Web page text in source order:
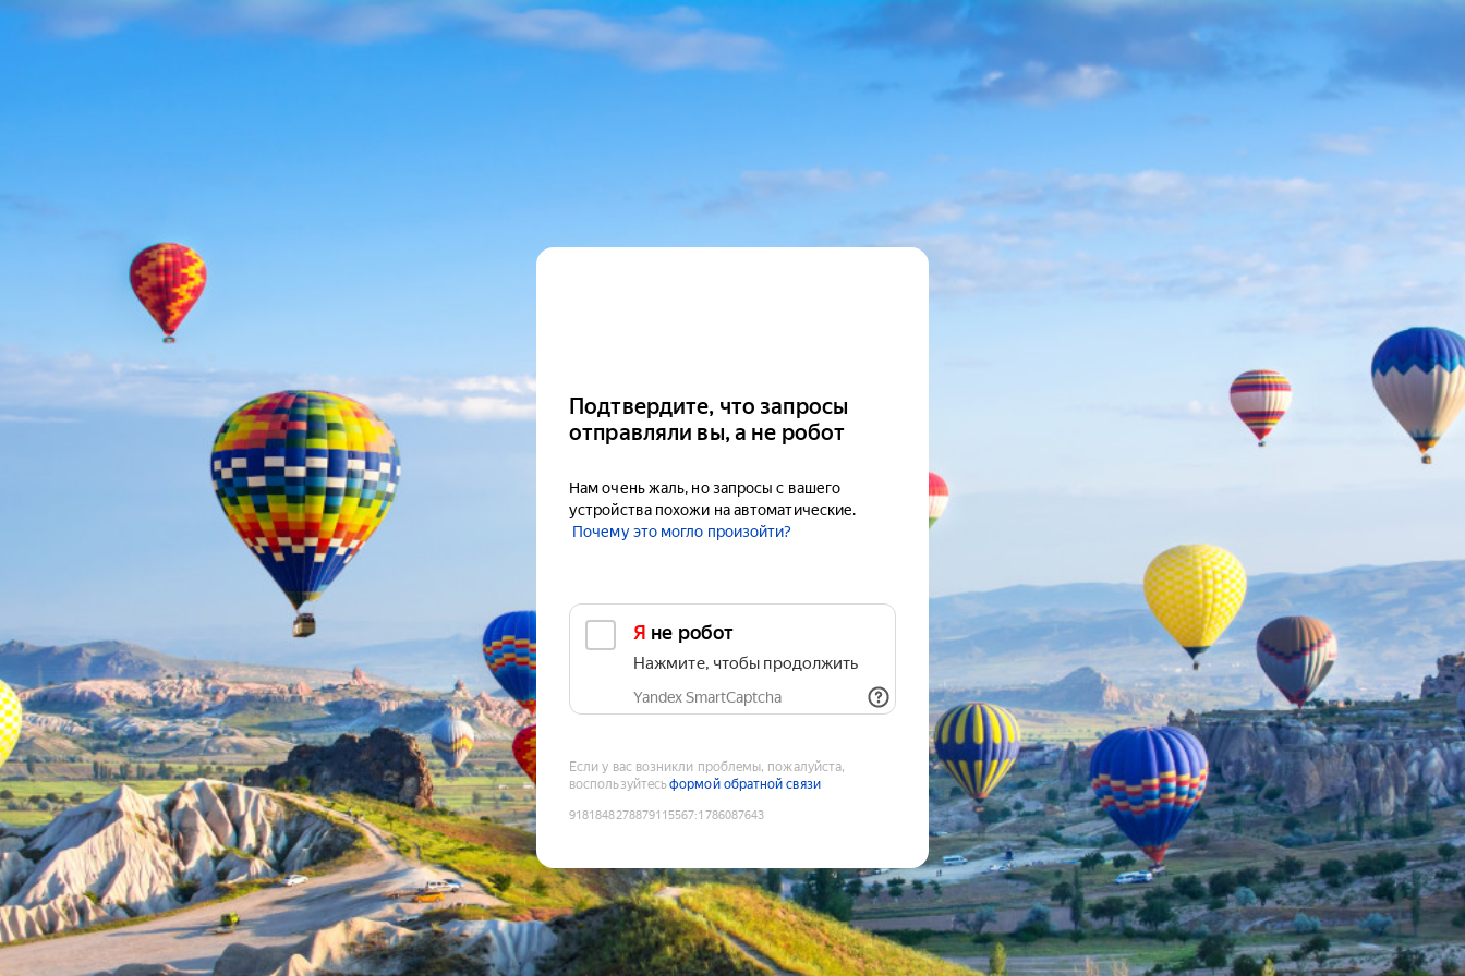
Подтвердите, что запросы
отправляли вы, а не робот
Нам очень жаль, но запросы с вашего
устройства похожи на автоматические.
Почему это могло произойти?
Я не робот
Нажмите, чтобы продолжить
Yandex SmartCaptcha
Если у вас возникли проблемы, пожалуйста,
воспользуйтесьформой обратной связи
9181848278879115567:1786087643